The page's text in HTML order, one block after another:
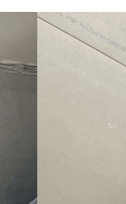
filetées lors
le côté.
C2.